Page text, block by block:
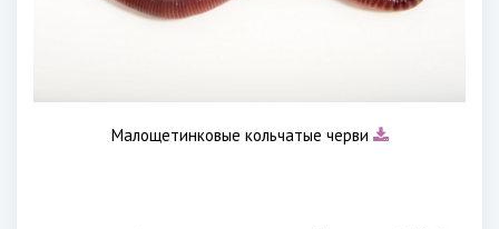
Малощетинковые кольчатые черви